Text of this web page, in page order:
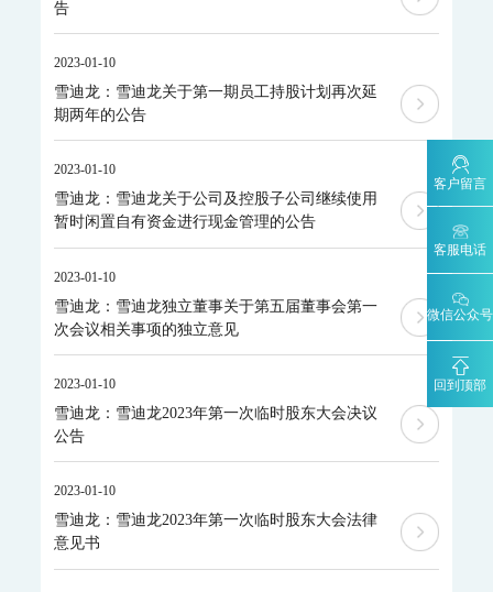
MODEL 1080-红外分析仪
MODEL 1080-UV-紫外分析仪
MODEL 1080-PO-磁氧分析仪
ORTHODYNE色谱分析仪
FID系列-ORTHOPure HDID-ppt-ppb-ppm
ORTHODYNE气体分析仪
IR8000-红外分析仪
分析小屋
普通/防爆型分析小屋
科学仪器
飞行时间二次离子质谱仪
SurfaceSeer I-飞行时间二次离子质谱仪
客户留言
客服电话
微信公众号
回到顶部
告
2023-01-10
雪迪龙：雪迪龙关于第一期员工持股计划再次延
期两年的公告
2023-01-10
雪迪龙：雪迪龙关于公司及控股子公司继续使用
暂时闲置自有资金进行现金管理的公告
2023-01-10
雪迪龙：雪迪龙独立董事关于第五届董事会第一
次会议相关事项的独立意见
2023-01-10
雪迪龙：雪迪龙2023年第一次临时股东大会决议
公告
2023-01-10
雪迪龙：雪迪龙2023年第一次临时股东大会法律
意见书